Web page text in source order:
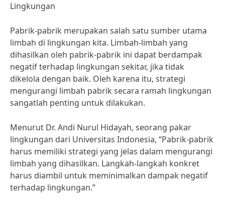
Lingkungan
Pabrik-pabrik merupakan salah satu sumber utama
limbah di lingkungan kita. Limbah-limbah yang
dihasilkan oleh pabrik-pabrik ini dapat berdampak
negatif terhadap lingkungan sekitar, jika tidak
dikelola dengan baik. Oleh karena itu, strategi
mengurangi limbah pabrik secara ramah lingkungan
sangatlah penting untuk dilakukan.
Menurut Dr. Andi Nurul Hidayah, seorang pakar
lingkungan dari Universitas Indonesia, “Pabrik-pabrik
harus memiliki strategi yang jelas dalam mengurangi
limbah yang dihasilkan. Langkah-langkah konkret
harus diambil untuk meminimalkan dampak negatif
terhadap lingkungan.”